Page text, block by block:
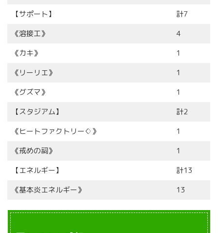
【サポート】
計7
《溶接工》
4
《カキ》
1
《リーリエ》
1
《グズマ》
1
【スタジアム】
計2
《ヒートファクトリー♢》
1
《戒めの祠》
1
【エネルギー】
計13
《基本炎エネルギー》
13